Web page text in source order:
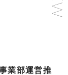
業部運営推